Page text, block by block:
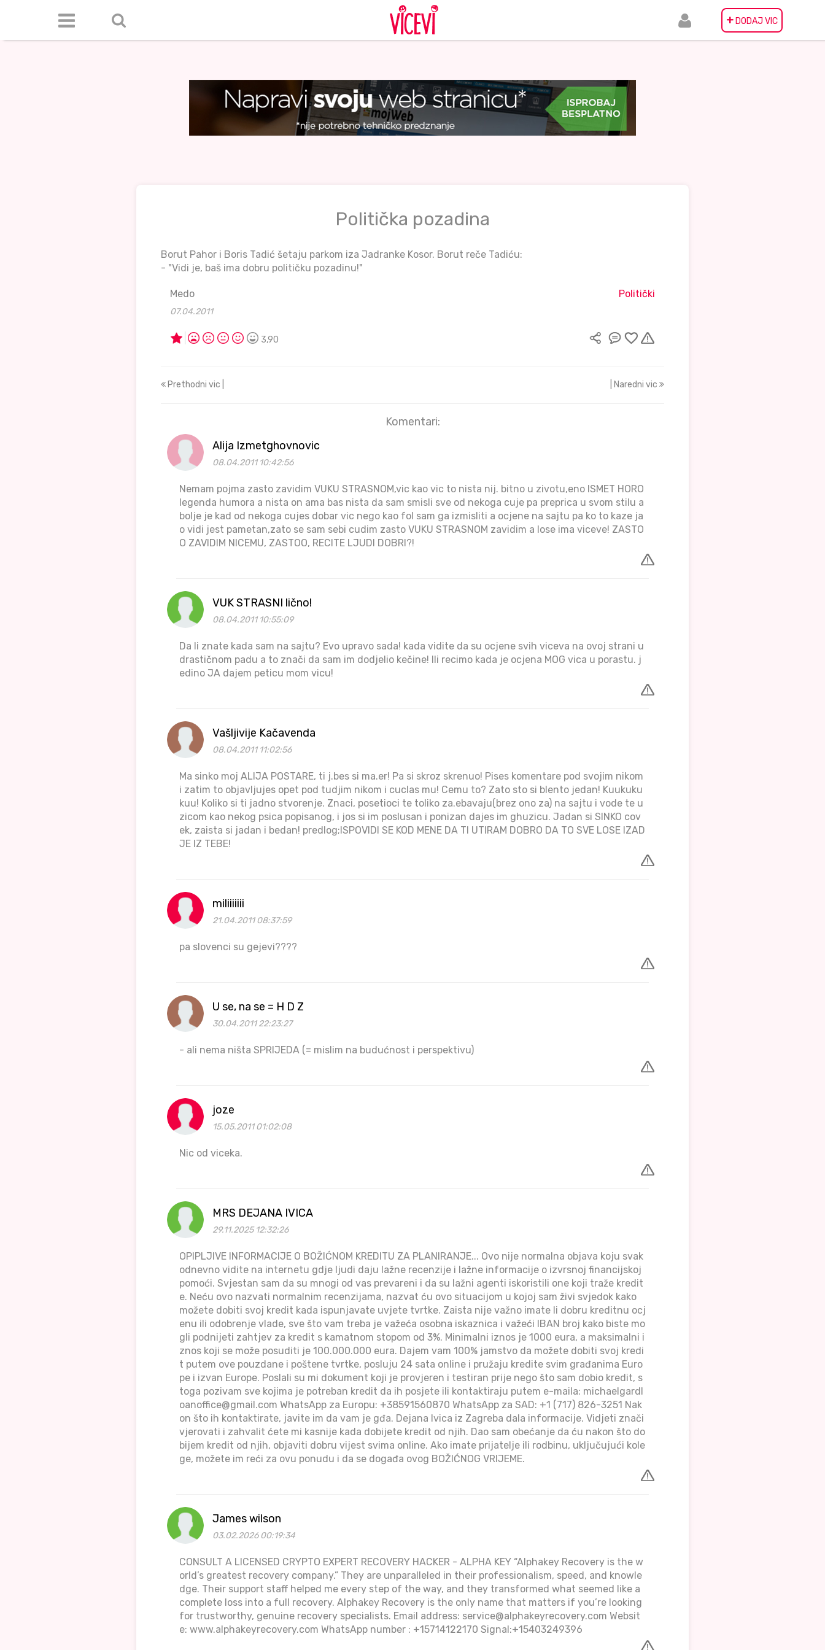
+ DODAJ VIC
Politička pozadina
Borut Pahor i Boris Tadić šetaju parkom iza Jadranke Kosor. Borut reče Tadiću:
- "Vidi je, baš ima dobru političku pozadinu!"
Medo
07.04.2011
Politički
3,90
Prethodni vic | | Naredni vic
Komentari:
Alija Izmetghovnovic
08.04.2011 10:42:56
Nemam pojma zasto zavidim VUKU STRASNOM,vic kao vic to nista nij. bitno u zivotu,eno ISMET HORO
legenda humora a nista on ama bas nista da sam smisli sve od nekoga cuje pa preprica u svom stilu a
bolje je kad od nekoga cujes dobar vic nego kao fol sam ga izmisliti a ocjene na sajtu pa ko to kaze ja
o vidi jest pametan,zato se sam sebi cudim zasto VUKU STRASNOM zavidim a lose ima viceve! ZASTO
O ZAVIDIM NICEMU, ZASTOO, RECITE LJUDI DOBRI?!
VUK STRASNI lično!
08.04.2011 10:55:09
Da li znate kada sam na sajtu? Evo upravo sada! kada vidite da su ocjene svih viceva na ovoj strani u
drastičnom padu a to znači da sam im dodjelio kečine! Ili recimo kada je ocjena MOG vica u porastu. j
edino JA dajem peticu mom vicu!
Vašljivije Kačavenda
08.04.2011 11:02:56
Ma sinko moj ALIJA POSTARE, ti j.bes si ma.er! Pa si skroz skrenuo! Pises komentare pod svojim nikom
i zatim to objavljujes opet pod tudjim nikom i cuclas mu! Cemu to? Zato sto si blento jedan! Kuukuku
kuu! Koliko si ti jadno stvorenje. Znaci, posetioci te toliko za.ebavaju(brez ono za) na sajtu i vode te u
zicom kao nekog psica popisanog, i jos si im poslusan i ponizan dajes im ghuzicu. Jadan si SINKO cov
ek, zaista si jadan i bedan! predlog;ISPOVIDI SE KOD MENE DA TI UTIRAM DOBRO DA TO SVE LOSE IZAD
JE IZ TEBE!
miliiiiiii
21.04.2011 08:37:59
pa slovenci su gejevi????
U se, na se = H D Z
30.04.2011 22:23:27
- ali nema ništa SPRIJEDA (= mislim na budućnost i perspektivu)
joze
15.05.2011 01:02:08
Nic od viceka.
MRS DEJANA IVICA
29.11.2025 12:32:26
OPIPLJIVE INFORMACIJE O BOŽIĆNOM KREDITU ZA PLANIRANJE... Ovo nije normalna objava koju svak
odnevno vidite na internetu gdje ljudi daju lažne recenzije i lažne informacije o izvrsnoj financijskoj
pomoći. Svjestan sam da su mnogi od vas prevareni i da su lažni agenti iskoristili one koji traže kredit
e. Neću ovo nazvati normalnim recenzijama, nazvat ću ovo situacijom u kojoj sam živi svjedok kako
možete dobiti svoj kredit kada ispunjavate uvjete tvrtke. Zaista nije važno imate li dobru kreditnu ocj
enu ili odobrenje vlade, sve što vam treba je važeća osobna iskaznica i važeći IBAN broj kako biste mo
gli podnijeti zahtjev za kredit s kamatnom stopom od 3%. Minimalni iznos je 1000 eura, a maksimalni i
znos koji se može posuditi je 100.000.000 eura. Dajem vam 100% jamstvo da možete dobiti svoj kredi
t putem ove pouzdane i poštene tvrtke, posluju 24 sata online i pružaju kredite svim građanima Euro
pe i izvan Europe. Poslali su mi dokument koji je provjeren i testiran prije nego što sam dobio kredit, s
toga pozivam sve kojima je potreban kredit da ih posjete ili kontaktiraju putem e-maila: michaelgardl
oanoffice@gmail.com WhatsApp za Europu: +38591560870 WhatsApp za SAD: +1 (717) 826-3251 Nak
on što ih kontaktirate, javite im da vam je gđa. Dejana Ivica iz Zagreba dala informacije. Vidjeti znači
vjerovati i zahvalit ćete mi kasnije kada dobijete kredit od njih. Dao sam obećanje da ću nakon što do
bijem kredit od njih, objaviti dobru vijest svima online. Ako imate prijatelje ili rodbinu, uključujući kole
ge, možete im reći za ovu ponudu i da se događa ovog BOŽIĆNOG VRIJEME.
James wilson
03.02.2026 00:19:34
CONSULT A LICENSED CRYPTO EXPERT RECOVERY HACKER - ALPHA KEY “Alphakey Recovery is the w
orld’s greatest recovery company.” They are unparalleled in their professionalism, speed, and knowle
dge. Their support staff helped me every step of the way, and they transformed what seemed like a
complete loss into a full recovery. Alphakey Recovery is the only name that matters if you’re looking
for trustworthy, genuine recovery specialists. Email address: service@alphakeyrecovery.com Websit
e: www.alphakeyrecovery.com WhatsApp number : +15714122170 Signal:+15403249396